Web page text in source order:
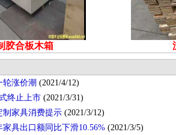
胶合板木箱
轮涨价潮 (2021/4/12)
终止上市 (2021/3/31)
制家具消费提示 (2021/3/12)
家具出口额同比下滑10.56% (2021/3/5)